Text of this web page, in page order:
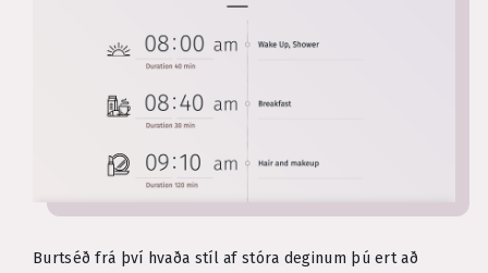
Burtséð frá því hvaða stíl af stóra deginum þú ert að